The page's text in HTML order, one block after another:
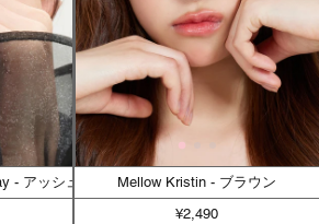
アッシュブラウンMellow Kristin - ブラウン
¥2,490